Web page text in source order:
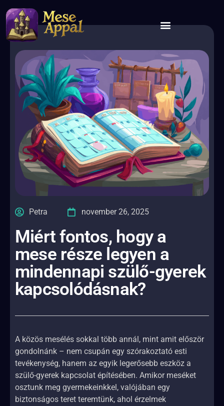
Petra november 26, 2025
Miért fontos, hogy a
mese része legyen a
mindennapi szülő-gyerek
kapcsolódásnak?
A közös mesélés sokkal több annál, mint amit először
gondolnánk – nem csupán egy szórakoztató esti
tevékenység, hanem az egyik legerősebb eszköz a
szülő-gyerek kapcsolat építésében. Amikor meséket
osztunk meg gyermekeinkkel, valójában egy
biztonságos teret teremtünk, ahol érzelmek